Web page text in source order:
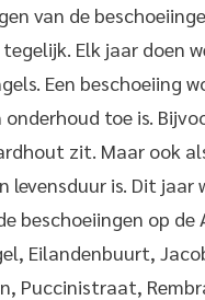
van de
Elk jaar doen
Een beschoeiing
onderhoud toe is.
zit. Maar ook
levensduur is. Dit jaar
beschoeiingen op de
Eilandenbuurt,
Puccinistraat,